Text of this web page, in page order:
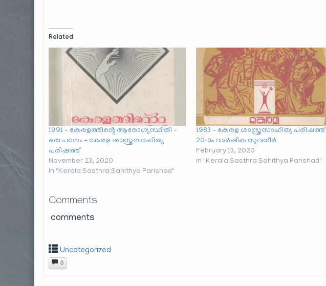
Related
1991 – കേരളത്തിൻ്റെ ആരോഗ്യസ്ഥിതി –
ഒരു പഠനം – കേരള ശാസ്ത്രസാഹിത്യ
പരിഷത്ത്
November 23, 2020
In "Kerala Sasthra Sahithya Parishad"
1983 – കേരള ശാസ്ത്രസാഹിത്യ പരിഷത്ത്
20-ാം വാർഷിക സുവനീർ
February 13, 2020
In "Kerala Sasthra Sahithya Parishad"
Comments
comments
Uncategorized
0